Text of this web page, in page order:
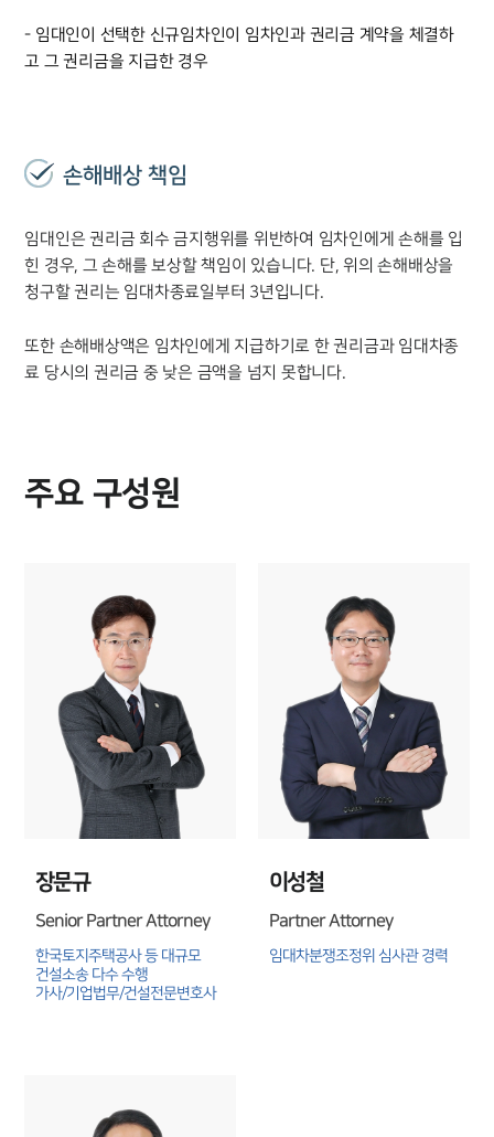
주요 업무사례
사례분석/최신동향
건설부 업무
전체
구성원 소개
부동산전문변호사
대륜법률상담예약
대륜법률상담예약
- 임대인이 선택한 신규임차인이 임차인과 권리금 계약을 체결하
고 그 권리금을 지급한 경우
손해배상 책임
임대인은 권리금 회수 금지행위를 위반하여 임차인에게 손해를 입
힌 경우, 그 손해를 보상할 책임이 있습니다. 단, 위의 손해배상을
청구할 권리는 임대차종료일부터 3년입니다.
또한 손해배상액은 임차인에게 지급하기로 한 권리금과 임대차종
료 당시의 권리금 중 낮은 금액을 넘지 못합니다.
주요 구성원
장문규
Senior Partner Attorney
한국토지주택공사 등 대규모
건설소송 다수 수행
가사/기업법무/건설전문변호사
이성철
Partner Attorney
임대차분쟁조정위 심사관 경력